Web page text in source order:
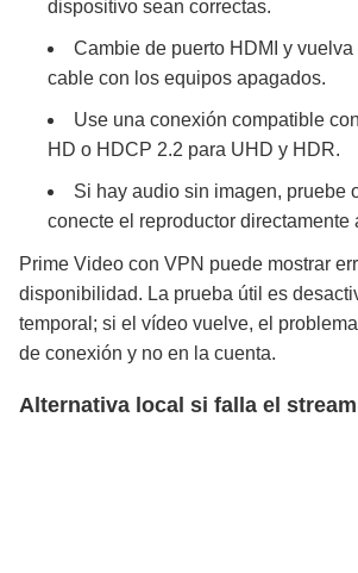
dispositivo sean correctas.
Cambie de puerto HDMI y vuelva
cable con los equipos apagados.
Use una conexión compatible
HD o HDCP 2.2 para UHD y HDR.
Si hay audio sin imagen, pruebe
conecte el reproductor directamente
Prime Video con VPN puede mostrar
disponibilidad. La prueba útil es
temporal; si el vídeo vuelve, el
de conexión y no en la cuenta.
Alternativa local si falla el